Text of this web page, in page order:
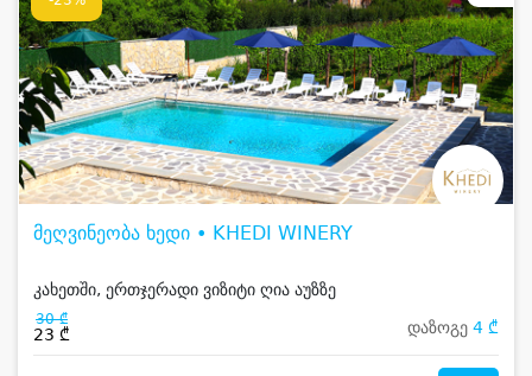
მეღვინეობა ხედი • KHEDI WINERY
კახეთში, ერთჯერადი ვიზიტი ღია აუზზე
30 ₾
23 ₾ დაზოგე 4 ₾